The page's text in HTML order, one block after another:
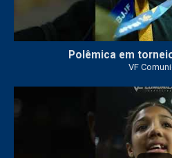
Polêmica em
VF